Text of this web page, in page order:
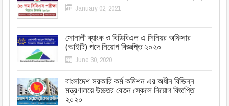
January 02, 2021
সোনালী ব্যাংক ও বিডিবিএল এ সিনিয়র অফিসার
(আইটি) পদে নিয়োগ বিজ্ঞপ্তি ২০২০
June 30, 2020
বাংলাদেশ সরকারি কর্ম কমিশন এর অধীন বিভিন্ন
মন্ত্রণালয়ে উচ্চতর বেতন স্কেলে নিয়োগ বিজ্ঞপ্তি
২০২০